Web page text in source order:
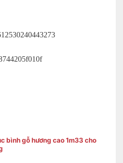
bình gỗ hương cao 1m33 cho